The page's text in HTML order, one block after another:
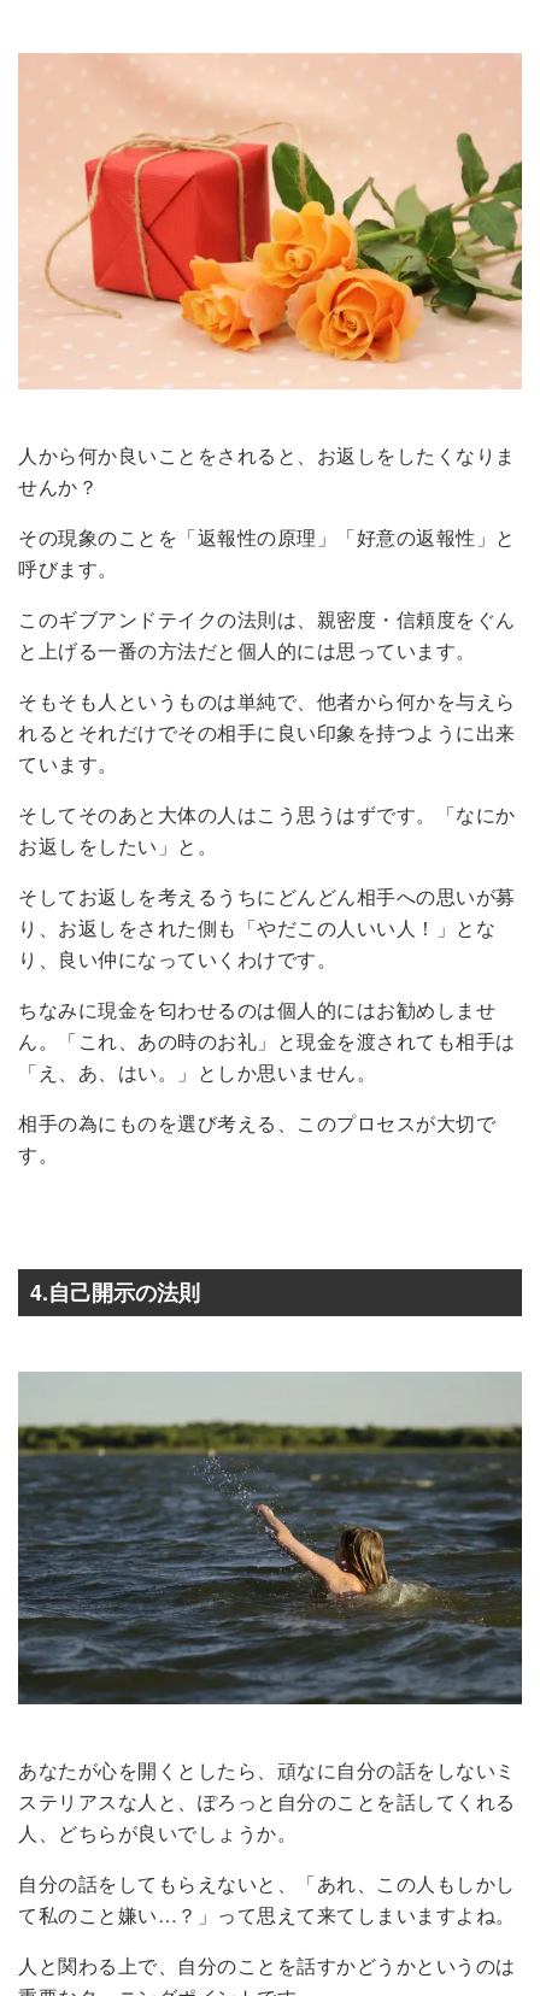
人から何か良いことをされると、お返しをしたくなりま
せんか？
その現象のことを「返報性の原理」「好意の返報性」と
呼びます。
このギブアンドテイクの法則は、親密度・信頼度をぐん
と上げる一番の方法だと個人的には思っています。
そもそも人というものは単純で、他者から何かを与えら
れるとそれだけでその相手に良い印象を持つように出来
ています。
そしてそのあと大体の人はこう思うはずです。「なにか
お返しをしたい」と。
そしてお返しを考えるうちにどんどん相手への思いが募
り、お返しをされた側も「やだこの人いい人！」とな
り、良い仲になっていくわけです。
ちなみに現金を匂わせるのは個人的にはお勧めしませ
ん。「これ、あの時のお礼」と現金を渡されても相手は
「え、あ、はい。」としか思いません。
相手の為にものを選び考える、このプロセスが大切で
す。
4.自己開示の法則
あなたが心を開くとしたら、頑なに自分の話をしないミ
ステリアスな人と、ぽろっと自分のことを話してくれる
人、どちらが良いでしょうか。
自分の話をしてもらえないと、「あれ、この人もしかし
て私のこと嫌い…？」って思えて来てしまいますよね。
人と関わる上で、自分のことを話すかどうかというのは